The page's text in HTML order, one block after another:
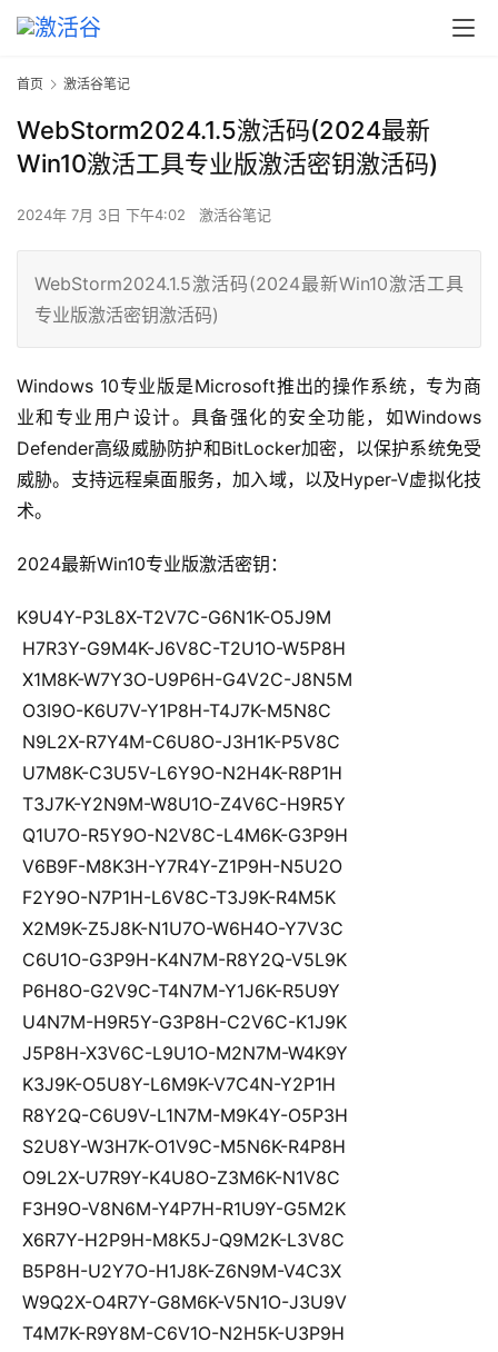
首页 激活谷笔记
WebStorm2024.1.5激活码(2024最新
Win10激活工具专业版激活密钥激活码)
2024年 7月 3日 下午4:02 激活谷笔记
WebStorm2024.1.5激活码(2024最新Win10激活工具
专业版激活密钥激活码)
Windows 10专业版是Microsoft推出的操作系统，专为商
业和专业用户设计。具备强化的安全功能，如Windows
Defender高级威胁防护和BitLocker加密，以保护系统免受
威胁。支持远程桌面服务，加入域，以及Hyper-V虚拟化技
术。
2024最新Win10专业版激活密钥：
K9U4Y-P3L8X-T2V7C-G6N1K-O5J9M
H7R3Y-G9M4K-J6V8C-T2U1O-W5P8H
X1M8K-W7Y3O-U9P6H-G4V2C-J8N5M
O3I9O-K6U7V-Y1P8H-T4J7K-M5N8C
N9L2X-R7Y4M-C6U8O-J3H1K-P5V8C
U7M8K-C3U5V-L6Y9O-N2H4K-R8P1H
T3J7K-Y2N9M-W8U1O-Z4V6C-H9R5Y
Q1U7O-R5Y9O-N2V8C-L4M6K-G3P9H
V6B9F-M8K3H-Y7R4Y-Z1P9H-N5U2O
F2Y9O-N7P1H-L6V8C-T3J9K-R4M5K
X2M9K-Z5J8K-N1U7O-W6H4O-Y7V3C
C6U1O-G3P9H-K4N7M-R8Y2Q-V5L9K
P6H8O-G2V9C-T4N7M-Y1J6K-R5U9Y
U4N7M-H9R5Y-G3P8H-C2V6C-K1J9K
J5P8H-X3V6C-L9U1O-M2N7M-W4K9Y
K3J9K-O5U8Y-L6M9K-V7C4N-Y2P1H
R8Y2Q-C6U9V-L1N7M-M9K4Y-O5P3H
S2U8Y-W3H7K-O1V9C-M5N6K-R4P8H
O9L2X-U7R9Y-K4U8O-Z3M6K-N1V8C
F3H9O-V8N6M-Y4P7H-R1U9Y-G5M2K
X6R7Y-H2P9H-M8K5J-Q9M2K-L3V8C
B5P8H-U2Y7O-H1J8K-Z6N9M-V4C3X
W9Q2X-O4R7Y-G8M6K-V5N1O-J3U9V
T4M7K-R9Y8M-C6V1O-N2H5K-U3P9H